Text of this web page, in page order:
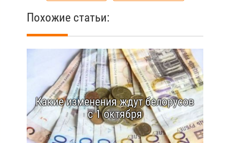
Похожие статьи:
Какие изменения ждут белорусов
с 1 октября